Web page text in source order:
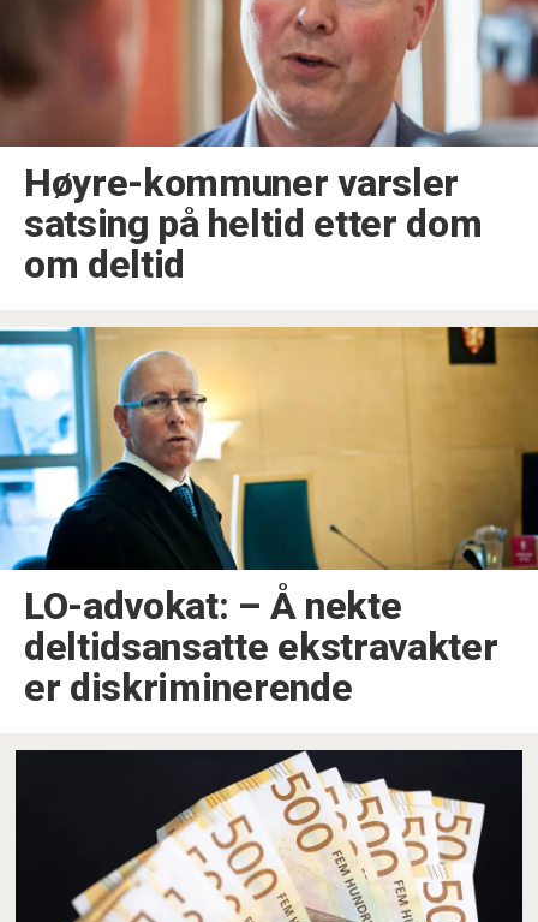
Høyre-kommuner varsler
satsing på heltid etter dom
om deltid
LO-advokat: – Å nekte
deltidsansatte ekstravakter
er diskriminerende